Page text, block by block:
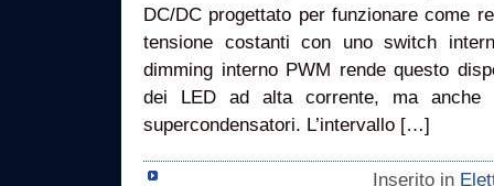
DC/DC progettato per funzionare come
tensione costanti con uno switch
dimming interno PWM rende questo
dei LED ad alta corrente, ma
supercondensatori. L’intervallo […]
Inserito in